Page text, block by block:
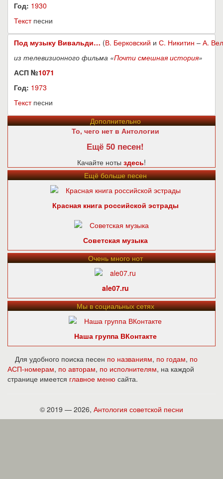
Год: 1930
Текстпесни
Под музыку Вивальди… (В. Берковский и С. Никитин – А.
из телевизионного фильма «Почти смешная история»
АСП №1071
Год: 1973
Текстпесни
Дополнительно
То, чего нет в Антологии
Ещё 50 песен!
Качайте ноты здесь!
Ещё больше песен
Красная книга российской эстрады
Советская музыка
Очень много нот
ale07.ru
Мы в социальных сетях
Наша группа ВКонтакте
Для удобного поиска песен по названиям, по годам, по
АСП-номерам, по авторам, по исполнителям, на каждой
странице имеется главное меню сайта.
© 2019 — 2026, Антология советской песни